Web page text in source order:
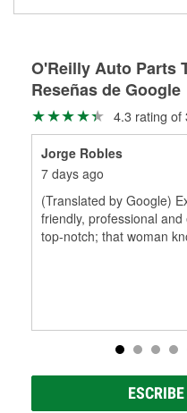
partes de reemplazo
Rectificación de tambores
O'Reilly Auto Parts
Reseñas de Google
4.3 rating of
Jorge Robles
7 days ago
(Translated by Google)
friendly, professional
top-notch; that woman